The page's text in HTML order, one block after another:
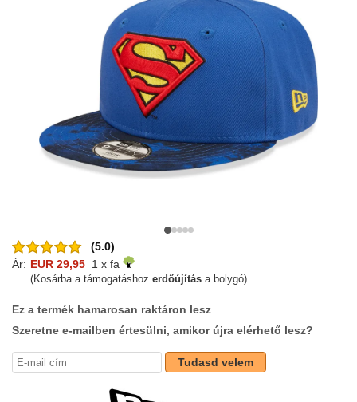
(5.0)
Ár: EUR 29,95 1 x fa
(Kosárba a támogatáshoz erdőújítás a bolygó)
Ez a termék hamarosan raktáron lesz
Szeretne e-mailben értesülni, amikor újra elérhető lesz?
Tudasd velem